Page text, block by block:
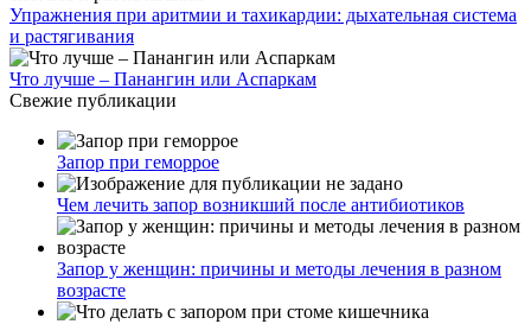
Упражнения при аритмии и тахикардии: дыхательная система
и растягивания
Что лучше – Панангин или Аспаркам
Свежие публикации
Запор при геморрое
Чем лечить запор возникший после антибиотиков
Запор у женщин: причины и методы лечения в разном
возрасте